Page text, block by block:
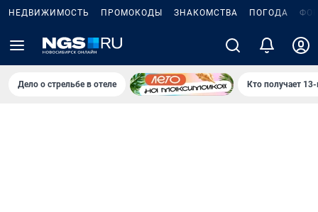
НЕДВИЖИМОСТЬ ПРОМОКОДЫ ЗНАКОМСТВА ПОГОДА
Дело о стрельбе в отеле Кто получает